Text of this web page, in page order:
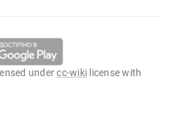
undercc-wiki license with